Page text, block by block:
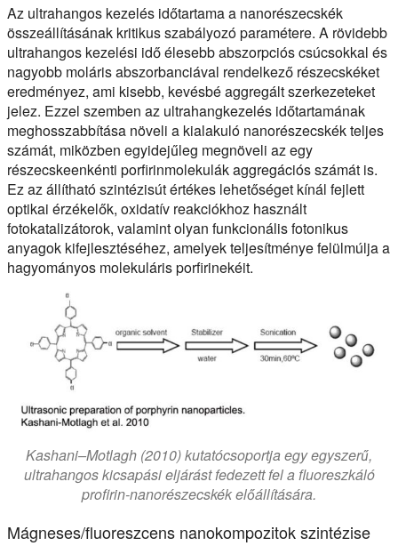
Az ultrahangos kezelés időtartama a nanorészecskék
összeállításának kritikus szabályozó paramétere. A rövidebb
ultrahangos kezelési idő élesebb abszorpciós csúcsokkal és
nagyobb moláris abszorbanciával rendelkező részecskéket
eredményez, ami kisebb, kevésbé aggregált szerkezeteket
jelez. Ezzel szemben az ultrahangkezelés időtartamának
meghosszabbítása növeli a kialakuló nanorészecskék teljes
számát, miközben egyidejűleg megnöveli az egy
részecskeenkénti porfirinmolekulák aggregációs számát is.
Ez az állítható szintézisút értékes lehetőséget kínál fejlett
optikai érzékelők, oxidatív reakciókhoz használt
fotokatalizátorok, valamint olyan funkcionális fotonikus
anyagok kifejlesztéséhez, amelyek teljesítménye felülmúlja a
hagyományos molekuláris porfirinekéit.
Kashani–Motlagh (2010) kutatócsoportja egy egyszerű,
ultrahangos kicsapási eljárást fedezett fel a fluoreszkáló
profirin-nanorészecskék előállítására.
Mágneses/fluoreszcens nanokompozitok szintézise